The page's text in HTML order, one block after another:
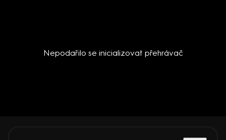
Nepodařilo se inicializovat přehrávač